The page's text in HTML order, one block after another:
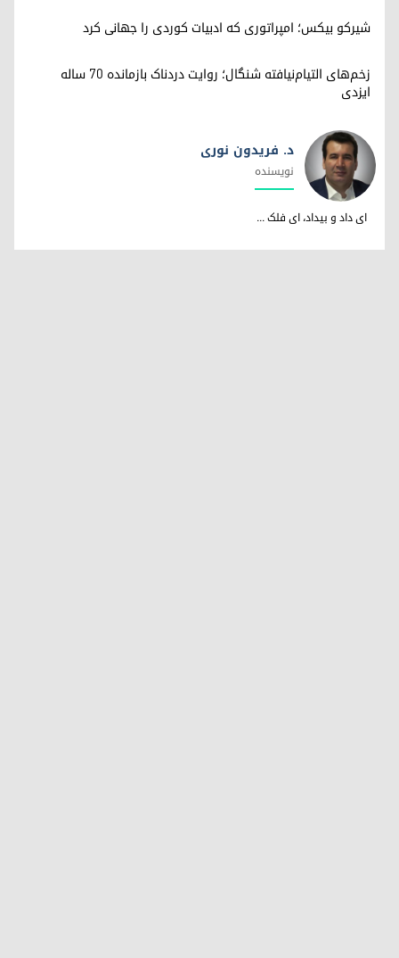
شیرکو بیکس؛ امپراتوری کە ادبیات کوردی را جهانی کرد
زخم‌های التیام‌نیافته شنگال؛ روایت دردناک بازمانده ۷۰ ساله
ایزدی
د. فریدون نوری
د. فریدون نوری
نویسندە
ای داد و بیداد، ای فلک ...